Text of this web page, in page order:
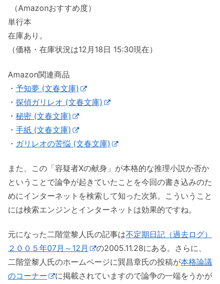
（Amazonおすすめ度）
単行本
在庫あり。
（価格・在庫状況は12月18日 15:30現在）
Amazon関連商品
・ 予知夢 (文春文庫)
・ 探偵ガリレオ (文春文庫)
・ 秘密 (文春文庫)
・ 手紙 (文春文庫)
・ ガリレオの苦悩 (文春文庫)
また、この「容疑者Xの献身」が本格的な推理小説か否か
ということで論争が起きていたことを今回の書き込みのた
めにインターネットを検索して知った次第。こういうこと
には検索エンジンとインターネットは効果的ですね。
元になった二階堂黎人氏の記事は不定期日記（過去ログ）
２００５年07月～12月
の2005.11.28にある。さらに、
二階堂黎人氏のホームページに巽昌章氏の投稿が本格論議
のコーナー
に掲載されていますので論争の一端をうかが